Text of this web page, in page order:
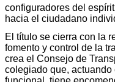
configuradores del
hacia el ciudadano
El título se cierra con la
fomento y control de la
crea el Consejo de
colegiado que,